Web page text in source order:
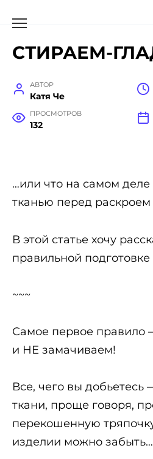
СТИРАЕМ-
АВТОР
Катя Че
ПРОСМОТРОВ
132
…или что на самом деле
тканью перед раскроем
В этой статье хочу
правильной
~~~
Самое первое правило
и НЕ замачиваем!
Все, чего вы
ткани, проще говоря,
перекошенную
изделии можно забыть…